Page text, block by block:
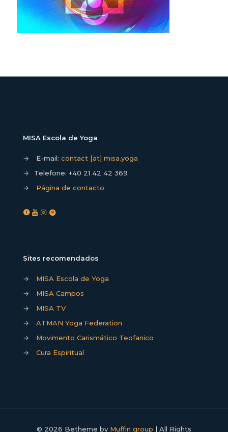
MISA Escola de Yoga
→ E-mail: contact [at] misa.yoga
→
Telefone: +40 21 42 42 369
→
Página de contacto
Sites recomendados
→
MISA Escola de Yoga
→
MISA Campos
→
MISA TV
→
ATMAN Yoga Federation
→
Movimento Carismático Teofanico
→
Cura Espiritual
© 2026 Betheme by Muffin group | All Rights